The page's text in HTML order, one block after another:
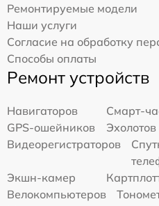
Ремонтируемые модели
Наши услуги
Согласие на обработку
Способы оплаты
Ремонт устройств
Навигаторов
Смарт-
GPS-ошейников
Эхолотов
Видеорегистраторов
Экшн-камер
Велокомпьютеров